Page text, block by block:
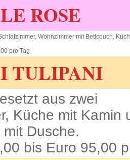
LE ROSE
Wohnzimmer mit Bettcouch,
pro Tag
I TULIPANI
aus zwei
Küche mit Kamin
Dusche.
bis Euro 95,00